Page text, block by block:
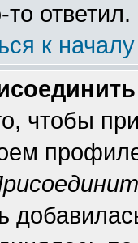
то ответил.
к началу
чтобы